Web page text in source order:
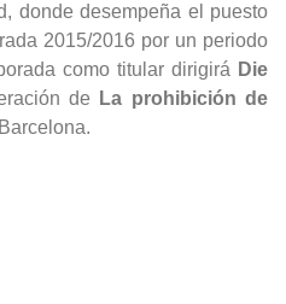
donde desempeña el puesto
2015/2016 por un periodo
como titular dirigirá Die
de
La prohibición de